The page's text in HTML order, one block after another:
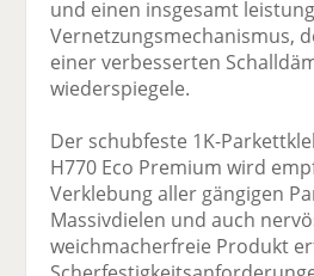
und einen insgesamt
Vernetzungsmechanismus,
einer verbesserten
wiederspiegele.
Der schubfeste 1K-
H770 Eco Premium wird
Verklebung aller gängigen
Massivdielen und auch
weichmacherfreie Produkt